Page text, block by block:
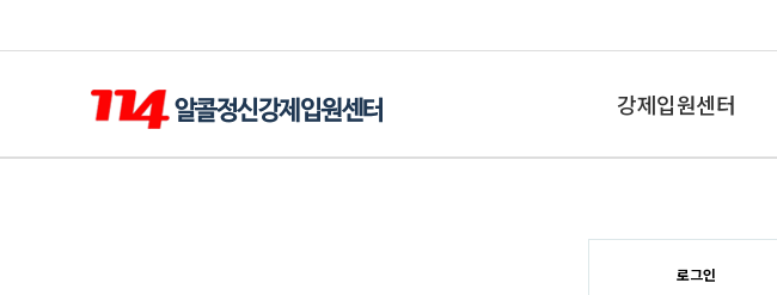
강제입원센터
로그인